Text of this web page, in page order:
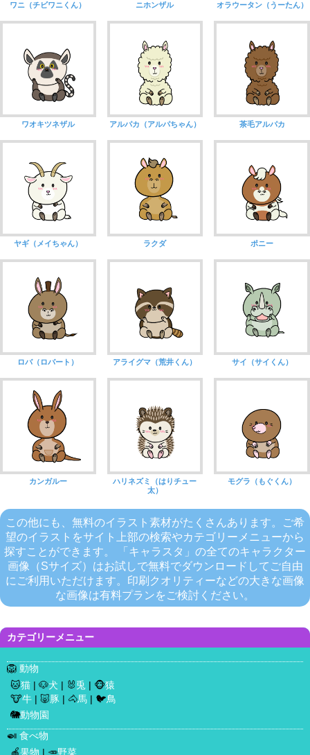
カテゴリーメニュー
🦁 動物
🐱猫 | 🐶犬 | 🐰兎 | 🐵猿
🐮牛 | 🐷豚 | 🐴馬 | 🐦鳥
🐘動物園
🍛 食べ物
🍎果物 | 🥕野菜
ワニ（チビワニくん） ニホンザル オラウータン（うーたん）
ワオキツネザル アルパカ（アルパちゃん） 茶毛アルパカ
ヤギ（メイちゃん） ラクダ ポニー
ロバ（ロバート） アライグマ（荒井くん） サイ（サイくん）
カンガルー
ハリネズミ（はりチュー
太）
モグラ（もぐくん）
この他にも、無料のイラスト素材がたくさんあります。ご希
望のイラストをサイト上部の検索やカテゴリーメニューから
探すことができます。 「キャラスタ」の全てのキャラクター
画像（Sサイズ）はお試しで無料でダウンロードしてご自由
にご利用いただけます。印刷クオリティーなどの大きな画像
な画像は有料プランをご検討ください。